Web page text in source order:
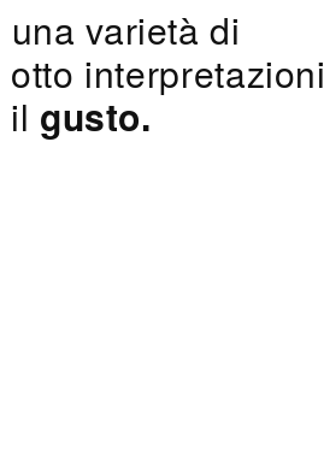
varietà di
interpretazioni
il gusto.